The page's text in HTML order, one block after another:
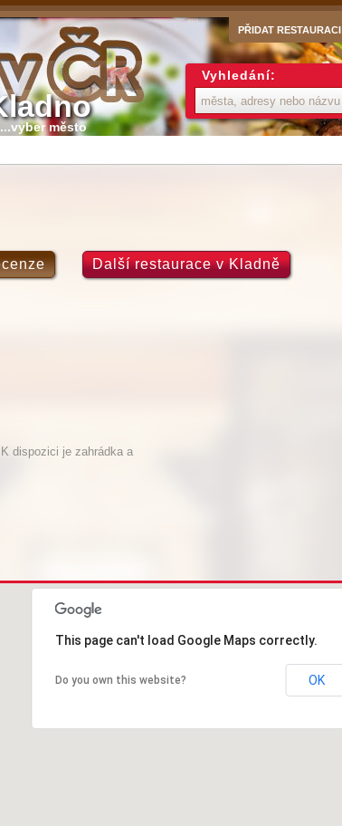
PŘIDAT RESTAURACI
...vyber město
Další restaurace v Kladně
dispozici je zahrádka a
This page can't load Google Maps correctly.
Do you own this website? OK
Vyhledání: